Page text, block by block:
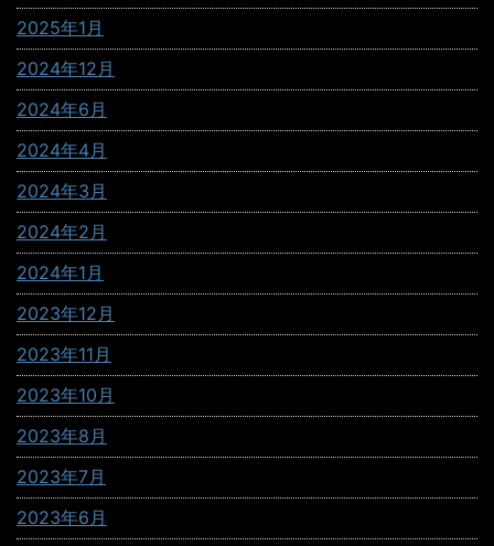
2025年1月
2024年12月
2024年6月
2024年4月
2024年3月
2024年2月
2024年1月
2023年12月
2023年11月
2023年10月
2023年8月
2023年7月
2023年6月